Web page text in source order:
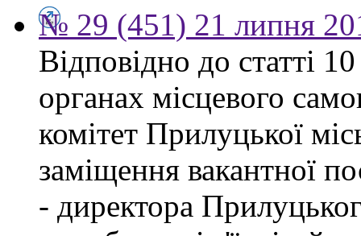
№ 29 (451) 21 липня
Відповідно до статті
органах місцевого
комітет Прилуцької
заміщення вакантної
- директора